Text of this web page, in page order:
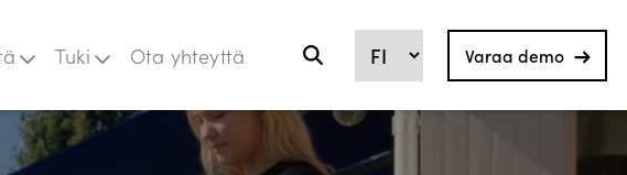
Tuki Ota yhteyttä Varaa demo